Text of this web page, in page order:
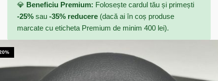
💎 Beneficiu Premium: Folosește cardul tău și primești
-25% sau -35% reducere (dacă ai în coș produse
marcate cu eticheta Premium de minim 400 lei).